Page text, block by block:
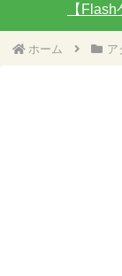
【
ホーム ア